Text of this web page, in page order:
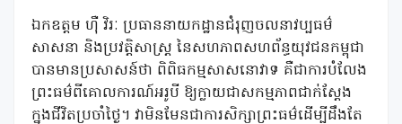
ឯកឧត្តម ហ៉ឺ វិរៈ ប្រធាននាយកដ្ឋានជំរុញចលនាវប្បធម៌
សាសនា និងប្រវត្ដិសាស្ដ្រ នៃសហភាពសហព័ន្ធយុវជនកម្ពុជា
បានមានប្រសាសន៍ថា ពិពិធកម្មសាសនោវាទ គឺជាការបំលែង
ព្រះធម៌ពីគោលការណ៍អរូបី ឱ្យក្លាយជាសកម្មភាពជាក់ស្តែង
ក្នុងជីវិតប្រចាំថ្ងៃ។ វាមិនមែនជាការសិក្សាព្រះធម៌ដើម្បីដឹងតែ